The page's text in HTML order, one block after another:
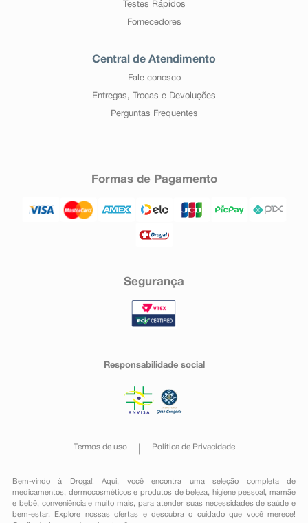
Testes Rápidos
Fornecedores
Central de Atendimento
Fale conosco
Entregas, Trocas e Devoluções
Perguntas Frequentes
Formas de Pagamento
Segurança
Responsabilidade social
Termos de uso Política de Privacidade
Bem-vindo à Drogal! Aqui, você encontra uma seleção completa de
medicamentos , dermocosméticos e produtos de beleza, higiene pessoal ,mamãe
e bebê, conveniênciae muito mais, para atender suas necessidades de saúde e
bem-estar. Explore nossas ofertas e descubra o cuidado que você merece!